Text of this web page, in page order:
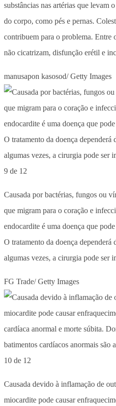
substâncias nas artérias que levam
do corpo, como pés e pernas.
contribuem para o problema. Entre
não cicatrizam, disfunção erétil e
manusapon kasosod/ Getty Images
9 de 12
Causada por bactérias, fungos ou
que migram para o coração e
endocardite é uma doença que
O tratamento da doença dependerá
algumas vezes, a cirurgia pode ser
FG Trade/ Getty Images
10 de 12
Causada devido à inflamação de
miocardite pode causar